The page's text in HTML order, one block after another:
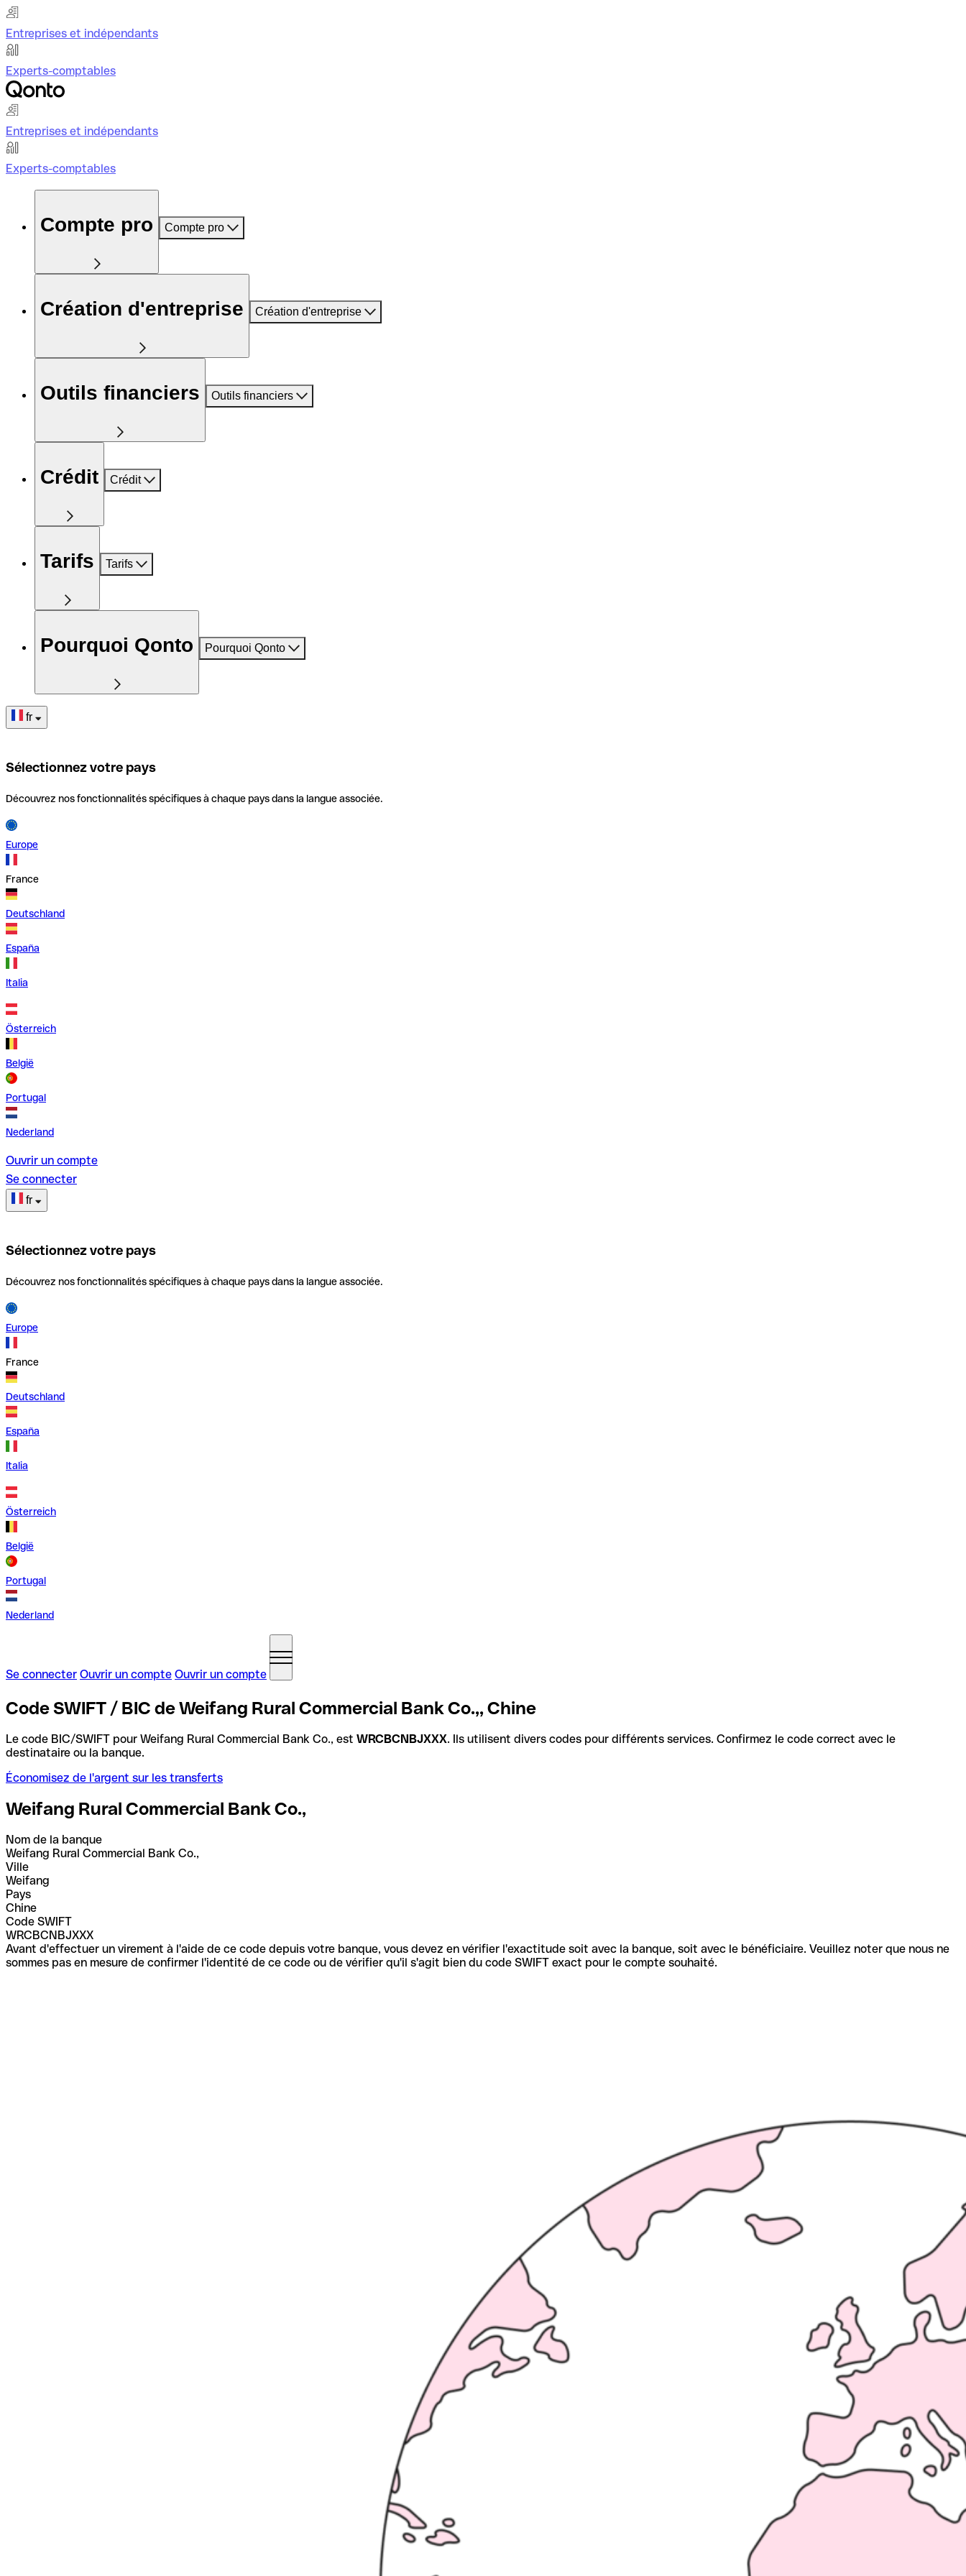
Entreprises et indépendants
Experts-comptables
Entreprises et indépendants
Experts-comptables
Compte pro Compte pro
Création d'entreprise Création d'entreprise
Outils financiers Outils financiers
Crédit Crédit
Tarifs Tarifs
Pourquoi Qonto Pourquoi Qonto
fr
Sélectionnez votre pays
Découvrez nos fonctionnalités spécifiques à chaque pays dans la langue associée.
Europe
France
Deutschland
España
Italia
Österreich
België
Portugal
Nederland
Ouvrir un compte
Se connecter
fr
Sélectionnez votre pays
Découvrez nos fonctionnalités spécifiques à chaque pays dans la langue associée.
Europe
France
Deutschland
España
Italia
Österreich
België
Portugal
Nederland
Se connecter Ouvrir un compte Ouvrir un compte
Code SWIFT / BIC de Weifang Rural Commercial Bank Co.,, Chine
Le code BIC/SWIFT pour Weifang Rural Commercial Bank Co., est WRCBCNBJXXX. Ils utilisent divers codes pour différents services. Confirmez le code correct avec le
destinataire ou la banque.
Économisez de l'argent sur les transferts
Weifang Rural Commercial Bank Co.,
Nom de la banque
Weifang Rural Commercial Bank Co.,
Ville
Weifang
Pays
Chine
Code SWIFT
WRCBCNBJXXX
Avant d'effectuer un virement à l'aide de ce code depuis votre banque, vous devez en vérifier l'exactitude soit avec la banque, soit avec le bénéficiaire. Veuillez noter que nous ne
sommes pas en mesure de confirmer l'identité de ce code ou de vérifier qu'il s'agit bien du code SWIFT exact pour le compte souhaité.